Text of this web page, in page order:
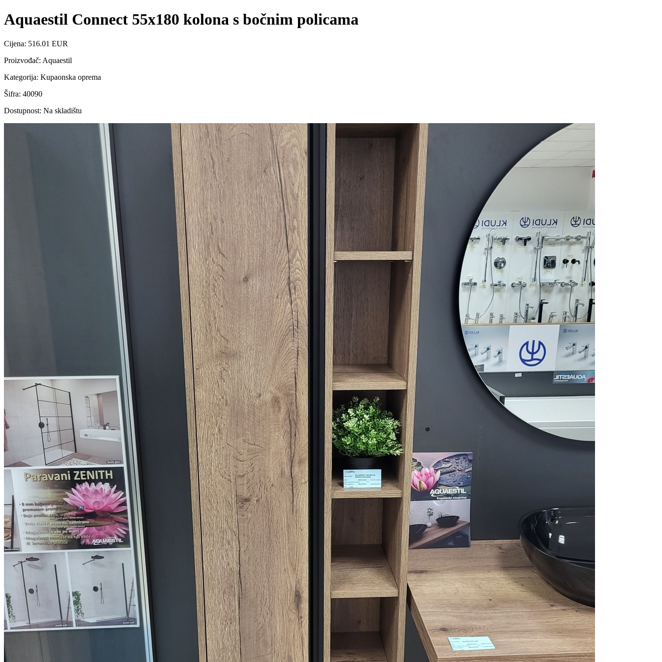
Aquaestil Connect 55x180 kolona s bočnim policama
Cijena: 516.01 EUR
Proizvođač: Aquaestil
Kategorija: Kupaonska oprema
Šifra: 40090
Dostupnost: Na skladištu